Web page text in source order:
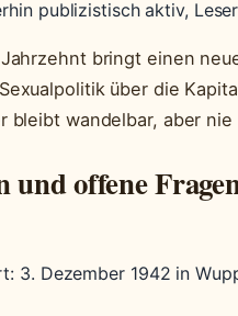
publizistisch aktiv,
bringt einen
über die
bleibt wandelbar, aber nie
und offene
3. Dezember 1942 in